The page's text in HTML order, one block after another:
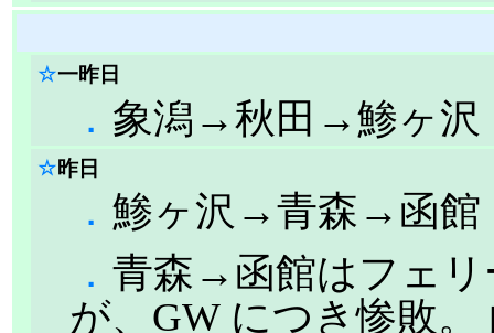
☆一昨日
． 象潟→秋田→鯵ヶ沢
☆昨日
． 鯵ヶ沢→青森→函館
． 青森→函館はフェリ
が、GW につき惨敗